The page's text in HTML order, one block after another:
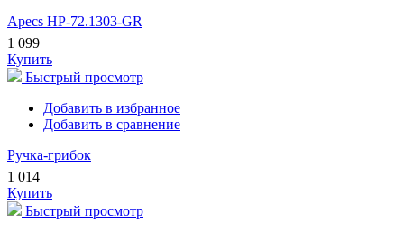
Apecs HP-72.1303-GR
1 099
Купить
Быстрый просмотр
Добавить в избранное
Добавить в сравнение
Ручка-грибок
1 014
Купить
Быстрый просмотр